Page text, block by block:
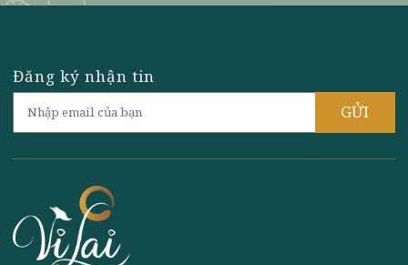
June
ĐỊA CHỈ BÁN ĐỒ ĂN CHAY NGON NHẤT HÀ
NỘI Ở ĐÂU?
NƠI HÀ NỘI NGON NHẤT